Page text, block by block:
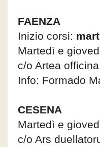
FAENZA
Inizio corsi:
Martedì e
c/o Artea
Info: Formado
CESENA
Martedì e
c/o Ars